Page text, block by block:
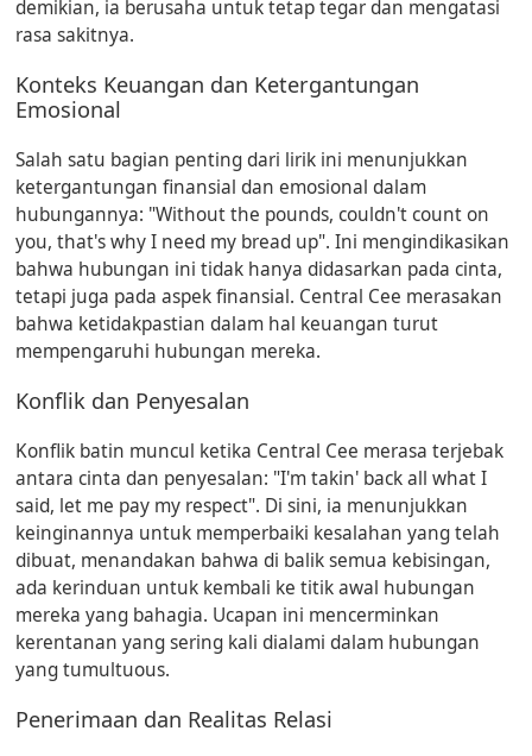
demikian, ia berusaha untuk tetap tegar dan mengatasi
rasa sakitnya.
Konteks Keuangan dan Ketergantungan
Emosional
Salah satu bagian penting dari lirik ini menunjukkan
ketergantungan finansial dan emosional dalam
hubungannya: "Without the pounds, couldn't count on
you, that's why I need my bread up". Ini mengindikasikan
bahwa hubungan ini tidak hanya didasarkan pada cinta,
tetapi juga pada aspek finansial. Central Cee merasakan
bahwa ketidakpastian dalam hal keuangan turut
mempengaruhi hubungan mereka.
Konflik dan Penyesalan
Konflik batin muncul ketika Central Cee merasa terjebak
antara cinta dan penyesalan: "I'm takin' back all what I
said, let me pay my respect". Di sini, ia menunjukkan
keinginannya untuk memperbaiki kesalahan yang telah
dibuat, menandakan bahwa di balik semua kebisingan,
ada kerinduan untuk kembali ke titik awal hubungan
mereka yang bahagia. Ucapan ini mencerminkan
kerentanan yang sering kali dialami dalam hubungan
yang tumultuous.
Penerimaan dan Realitas Relasi